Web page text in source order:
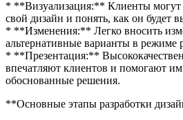
* **Визуализация:** Клиенты могут
свой дизайн и понять, как он будет
* **Изменения:** Легко вносить
альтернативные варианты в режиме
* **Презентация:**
впечатляют клиентов и помогают
обоснованные решения.
**Основные этапы разработки